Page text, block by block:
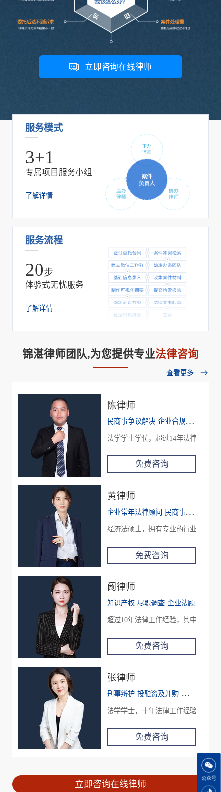
立即咨询在线律师
服务模式
3+1
专属项目服务小组
了解详情
服务流程
20步
体验式无忧服务
了解详情
锦湛律师团队,为您提供专业法律咨询
查看更多
陈律师
民商事争议解决 企业合规 投融资及
法学学士学位，超过14年法律工作
免费咨询
黄律师
企业常年法律顾问 民商事争议解决
经济法硕士，拥有专业的行业知识
免费咨询
阚律师
知识产权 尽职调查 企业法顾
超过10年法律工作经验，其中三年
免费咨询
张律师
刑事辩护 投融资及并购 民商事争议
法学学士，十年法律工作经验，锦
免费咨询
立即咨询在线律师
公众号